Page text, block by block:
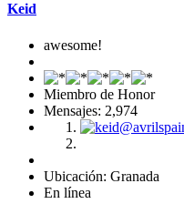
Keid
awesome!
Miembro de Honor
Mensajes: 2,974
Ubicación: Granada
En línea